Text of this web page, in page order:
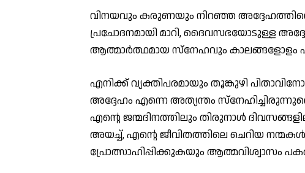
വിനയവും കരുണയും നിറഞ്ഞ
പ്രചോദനമായി മാറി, ദൈവസഭയോടുള്ള
ആത്മാർത്ഥമായ സ്നേഹവും കാലങ്ങളോളം
എനിക്ക് വ്യക്തിപരമായും തൂങ്കുഴി
അദ്ദേഹം എന്നെ അത്യന്തം
എൻ്റെ ജന്മദിനത്തിലും തിരുനാൾ
അയച്ച്, എന്റെ ജീവിതത്തിലെ ചെറിയ
പ്രോത്സാഹിപ്പിക്കുകയും ആത്മവിശ്വാസം